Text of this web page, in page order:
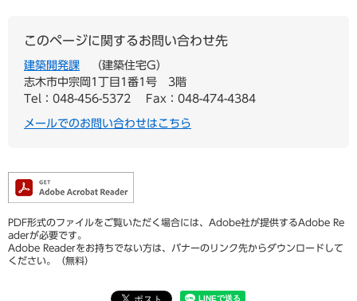
このページに関するお問い合わせ先
建築開発課
建築住宅G
志木市中宗岡1丁目1番1号 3階
Tel：048-456-5372
Fax：048-474-4384
メールでのお問い合わせはこちら
PDF形式のファイルをご覧いただく場合には、Adobe社が提供するAdobe Re
aderが必要です。
Adobe Readerをお持ちでない方は、バナーのリンク先からダウンロードして
ください。（無料）